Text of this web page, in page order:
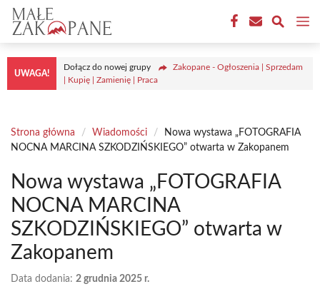
Przejdź
treści
UWAGA!
Dołącz do nowej grupy
Zakopane - Ogłoszenia | Sprzedam
| Kupię | Zamienię | Praca
Strona główna / Wiadomości /
Nowa wystawa „FOTOGRAFIA
NOCNA MARCINA SZKODZIŃSKIEGO” otwarta w Zakopanem
Nowa wystawa „FOTOGRAFIA
NOCNA MARCINA
SZKODZIŃSKIEGO” otwarta w
Zakopanem
Data dodania: 2 grudnia 2025 r.